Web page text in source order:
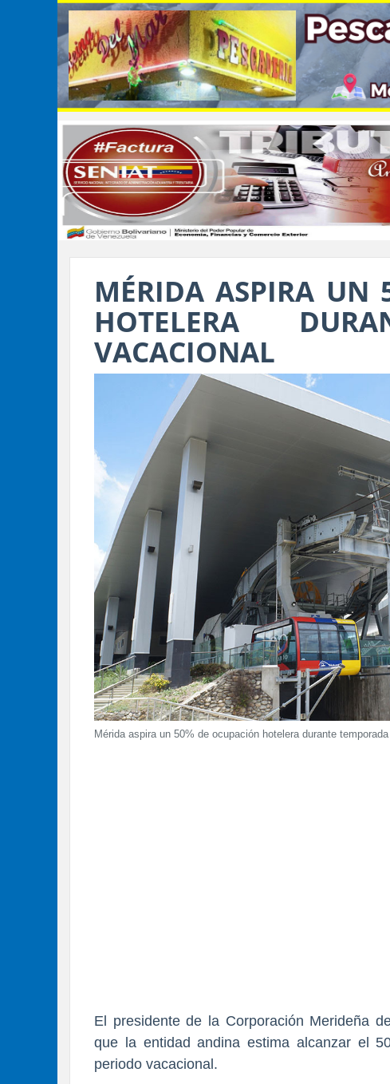
MÉRIDA ASPIRA UN
HOTELERA
VACACIONAL
Mérida aspira un 50% de ocupación hotelera durante
El presidente de la Corporación Merideña
que la entidad andina estima alcanzar el
periodo vacacional.